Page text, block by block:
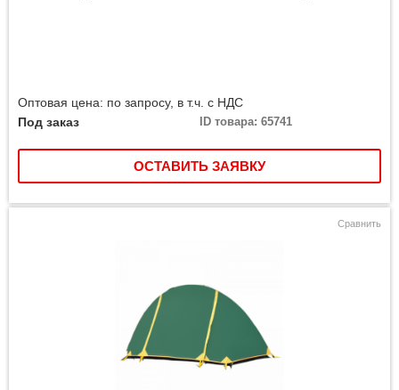
Оптовая цена: по запросу, в т.ч. с НДС
Под заказ
ID товара: 65741
ОСТАВИТЬ ЗАЯВКУ
Сравнить